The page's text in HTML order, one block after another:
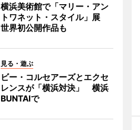
横浜美術館で「マリー・アン
トワネット・スタイル」展
世界初公開作品も
見る・遊ぶ
ビー・コルセアーズとエクセ
レンスが「横浜対決」 横浜
BUNTAIで